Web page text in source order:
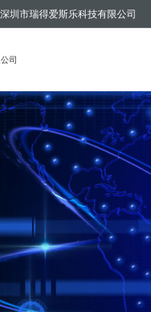
圳市瑞得爱斯乐科技有限公司